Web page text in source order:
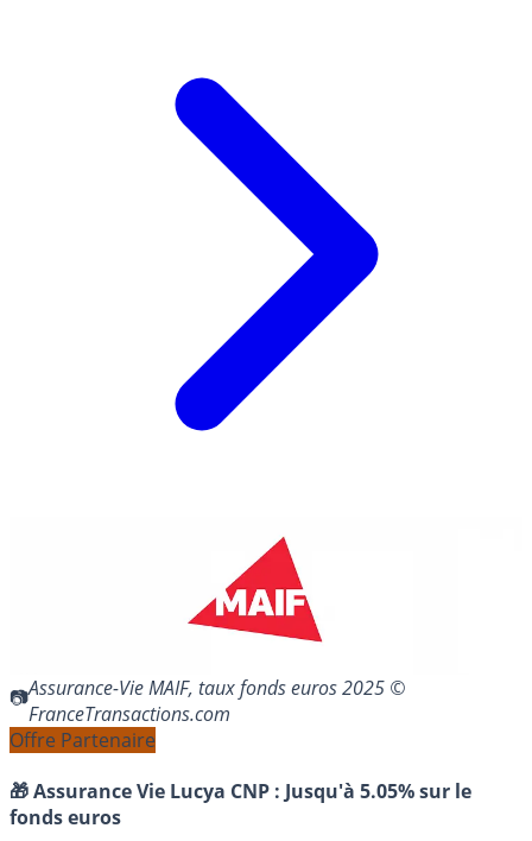
Assurance-Vie MAIF, taux fonds euros 2025 ©
FranceTransactions.com
Offre Partenaire
🎁 Assurance Vie Lucya CNP : Jusqu'à 5.05% sur le
fonds euros